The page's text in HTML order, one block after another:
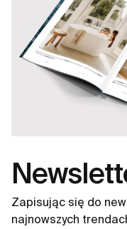
Zapisując się do
najnowszych